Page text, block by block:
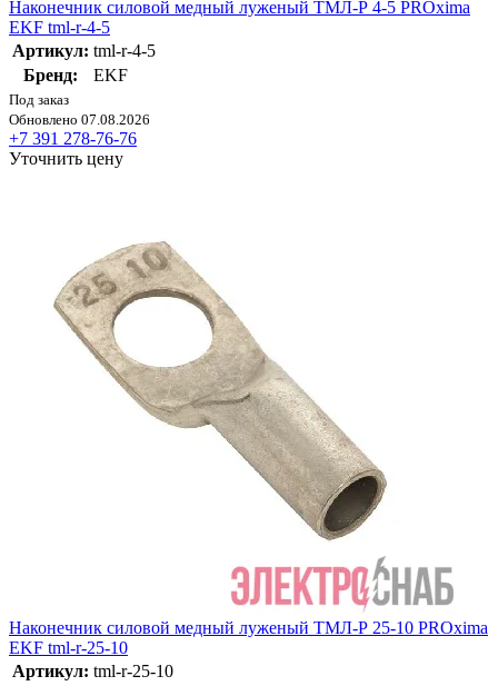
Наконечник силовой медный луженый ТМЛ-Р 4-5 PROxima
EKF tml-r-4-5
Артикул: tml-r-4-5
Бренд:
EKF
Под заказ
Обновлено 07.08.2026
+7 391 278-76-76
Уточнить цену
Наконечник силовой медный луженый ТМЛ-Р 25-10 PROxima
EKF tml-r-25-10
Артикул: tml-r-25-10